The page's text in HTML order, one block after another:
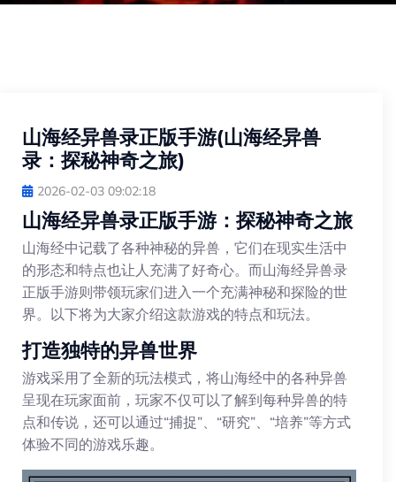
山海经异兽录正版手游(山海经异兽
录：探秘神奇之旅)
2026-02-03 09:02:18
山海经异兽录正版手游：探秘神奇之旅
山海经中记载了各种神秘的异兽，它们在现实生活中
的形态和特点也让人充满了好奇心。而山海经异兽录
正版手游则带领玩家们进入一个充满神秘和探险的世
界。以下将为大家介绍这款游戏的特点和玩法。
打造独特的异兽世界
游戏采用了全新的玩法模式，将山海经中的各种异兽
呈现在玩家面前，玩家不仅可以了解到每种异兽的特
点和传说，还可以通过“捕捉”、“研究”、“培养”等方式
体验不同的游戏乐趣。